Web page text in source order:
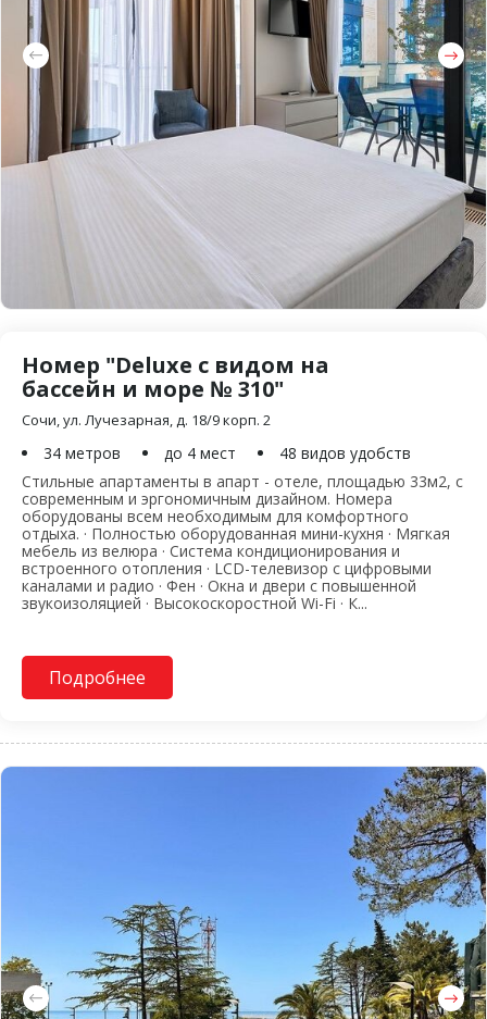
Номер "Deluxe c видом на
бассейн и море № 310"
Сочи, ул. Лучезарная, д. 18/9 корп. 2
34 метров до 4 мест
48 видов удобств
Стильные апартаменты в апарт - отеле, площадью 33м2, с
современным и эргономичным дизайном. Номера
оборудованы всем необходимым для комфортного
отдыха. · Полностью оборудованная мини-кухня · Мягкая
мебель из велюра · Система кондиционирования и
встроенного отопления · LCD-телевизор с цифровыми
каналами и радио · Фен · Окна и двери с повышенной
звукоизоляцией · Высокоскоростной Wi-Fi · К...
Подробнее